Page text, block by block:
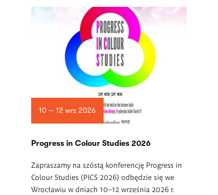
10 — 12 wrz 2026
Progress in Colour Studies 2026
Zapraszamy na szóstą konferencję Progress in
Colour Studies (PICS 2026) odbędzie się we
Wrocławiu w dniach 10–12 września 2026 r.